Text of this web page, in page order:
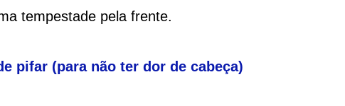
tempestade pela frente.
pifar (para não ter dor de cabeça)